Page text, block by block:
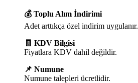
💰 Toplu Alım İndirimi
Adet arttıkça özel indirim uygulanır.
🧾 KDV Bilgisi
Fiyatlara KDV dahil değildir.
📌 Numune
Numune talepleri ücretlidir.